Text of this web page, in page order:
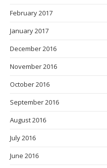
February 2017
January 2017
December 2016
November 2016
October 2016
September 2016
August 2016
July 2016
June 2016